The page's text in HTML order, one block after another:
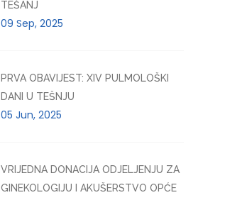
TEŠANJ
09 Sep, 2025
PRVA OBAVIJEST: XIV PULMOLOŠKI
DANI U TEŠNJU
05 Jun, 2025
VRIJEDNA DONACIJA ODJELJENJU ZA
GINEKOLOGIJU I AKUŠERSTVO OPĆE